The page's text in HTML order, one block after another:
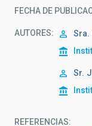
FECHA DE
AUTORES Sra.
Sr.
REFERENCIAS